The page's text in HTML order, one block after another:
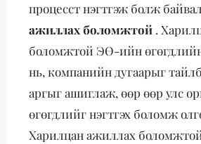
процесст нэгтгэж болж байвал
ажиллах боломжтой.
боломжтой ЭӨ-ийн
нь, компанийн дугаарыг
аргыг ашиглаж, өөр өөр улс
өгөгдлийг нэгтгэх боломж
Харилцан ажиллах